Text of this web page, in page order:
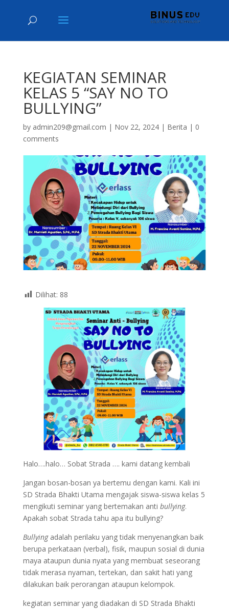
KEGIATAN SEMINAR
KELAS 5 “SAY NO TO
BULLYING”
by admin209@gmail.com | Nov 22, 2024| Berita | 0
comments
Dilihat: 88
Halo….halo… Sobat Strada …. kami datang kembali
Jangan bosan-bosan ya bertemu dengan kami. Kali ini
SD Strada Bhakti Utama mengajak siswa-siswa kelas 5
mengikuti seminar yang bertemakan anti bullying.
Apakah sobat Strada tahu apa itu bullying?
Bullyingadalah perilaku yang tidak menyenangkan baik
berupa perkataan (verbal), fisik, maupun sosial di dunia
maya ataupun dunia nyata yang membuat seseorang
tidak merasa nyaman, tertekan, dan sakit hati yang
dilakukan baik perorangan ataupun kelompok.
kegiatan seminar yang diadakan di SD Strada Bhakti